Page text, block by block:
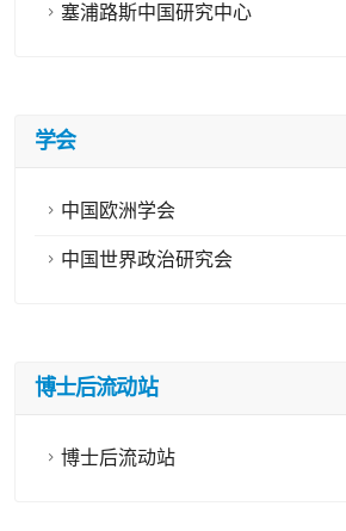
塞浦路斯中国研究中心
学会
中国欧洲学会
中国世界政治研究会
博士后流动站
博士后流动站